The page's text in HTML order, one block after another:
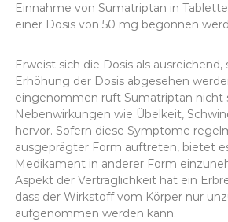
Einnahme von Sumatriptan in
einer Dosis von 50 mg begonnen
Erweist sich die Dosis als
Erhöhung der Dosis abgesehen
eingenommen ruft Sumatriptan nicht
Nebenwirkungen wie Übelkeit,
hervor. Sofern diese Symptome
ausgeprägter Form auftreten, bietet
Medikament in anderer Form
Aspekt der Verträglichkeit hat ein
dass der Wirkstoff vom Körper nur
aufgenommen werden kann.